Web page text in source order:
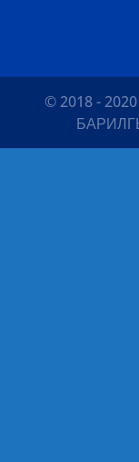
© 2018 -